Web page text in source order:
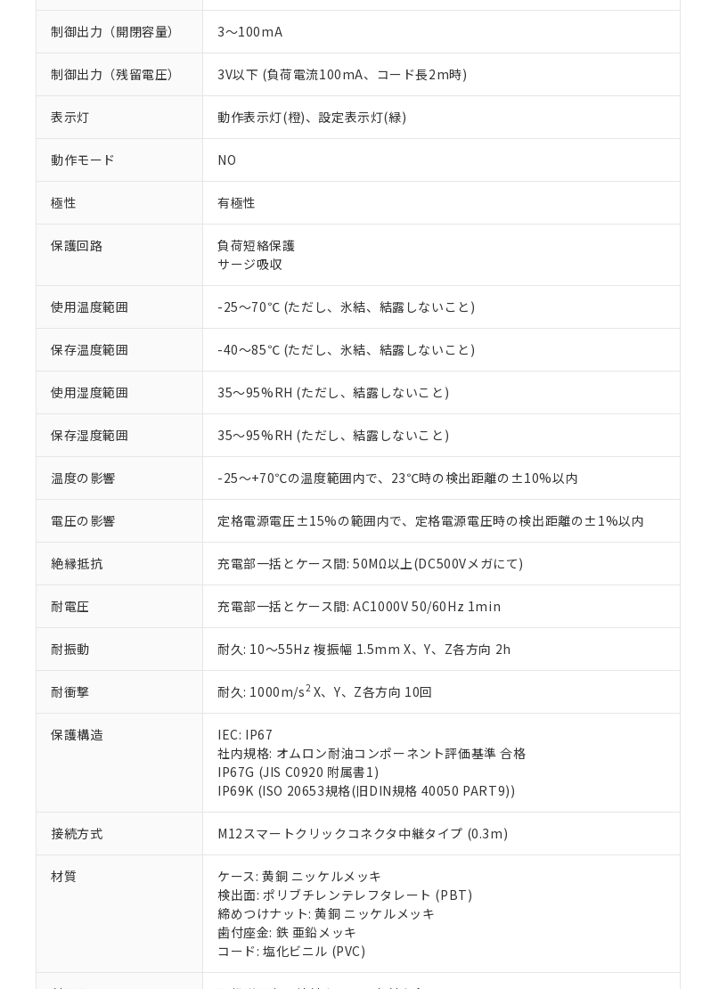
制御出力（開閉容量） 3～100mA
制御出力（残留電圧） 3V以下 (負荷電流100mA、コード長2m時)
表示灯 動作表示灯(橙)、設定表示灯(緑)
動作モード NO
極性 有極性
保護回路
負荷短絡保護
サージ吸収
使用温度範囲 -25～70℃ (ただし、氷結、結露しないこと)
保存温度範囲 -40～85℃ (ただし、氷結、結露しないこと)
使用湿度範囲 35～95%RH (ただし、結露しないこと)
保存湿度範囲 35～95%RH (ただし、結露しないこと)
温度の影響 -25～+70℃の温度範囲内で、23℃時の検出距離の±10%以内
電圧の影響 定格電源電圧±15%の範囲内で、定格電源電圧時の検出距離の±1%以内
絶縁抵抗 充電部一括とケース間: 50MΩ以上(DC500Vメガにて)
耐電圧 充電部一括とケース間: AC1000V 50/60Hz 1min
耐振動 耐久: 10～55Hz 複振幅 1.5mm X、Y、Z各方向 2h
耐衝撃 耐久: 1000m/s2X、Y、Z各方向 10回
保護構造
IEC: IP67
社内規格: オムロン耐油コンポーネント評価基準 合格
IP67G (JIS C0920 附属書1)
IP69K (ISO 20653規格(旧DIN規格 40050 PART9))
接続方式 M12スマートクリックコネクタ中継タイプ (0.3m)
材質
ケース: 黄銅 ニッケルメッキ
検出面: ポリブチレンテレフタレート (PBT)
締めつけナット: 黄銅 ニッケルメッキ
歯付座金: 鉄 亜鉛メッキ
コード: 塩化ビニル (PVC)
ご利用条件
くものです。
当社制御機器事業取扱商品の中には、本サービスの対象外となる商品
在庫状況および標準価格照会結果は、記載している更新日時点での社
い。
正式な納期状況および標準価格はお客様のお取引先、またはお客様担
当社販売員にご相談ください。
オムロン制御機器販売店や当社販売拠点は「販売ネットワーク
在庫状況および標準価格結果を当社の事前の承諾なく第三者に漏洩ま
マイパーツ機能（部品リスト作成サービス）をご利用いただくには、
ている必要があります。
が、当社の製品・サービスに関するお客様との取引・商談に必要な範
さい。
※当社の共同利用者とは、"個人情報の共同利用に関して"
いる法人を指します。
※1 対応状況
対応済み：EU RoHS指令（10物質）の非含有に対応した製品が提供可能
があります。
六価クロム(Cr(Ⅵ)) 1000ppm以下、ポリ臭化ビフェニル類(PBB) 1000ppm以下、ポリ臭化ジフェ
フタル酸ビス(2-エチルヘキシル) (DEHP)(別名：DOP) 1000ppm以下、フタル酸ブチルベンジル
ル（DBP） 1000ppm以下、フタル酸ジイソブチル (DIBP) 1000ppm以下
但し、RoHS指令で産業用監視および制御機器に対する適用除外項目は除く。
フタル酸エステル類の４物質については閾値を超える意図的な使用がないことを確認しています。
※2 対応予定月
部品在庫の切り替え状況などにより、予定月が前後することがあります。
※3 非含有証明書ダウンロード
下記の非含有証明書をダウンロードすることができます。
EU RoHS指令（10物質）の非含有証明書
51物質の非含有証明書（当社基準）
また、RoHS指令のフタル酸エステル類４物質の対応では、対応完了まで
混在することから備考欄に対応日を記載しておりました。
り割愛しております。
「○」：最大均質材料含有率が中国RoHSの基準値以下であることを示しま
*中国RoHS10物質の基準値 (GB/T26572)：
Pb(鉛) :1000ppm、 Hg(水銀) : 1000ppm、 Cd(カドミウム) : 100ppm、
DBP(フタル酸ジブチル) : 1000ppm、 DIBP(フタル酸ジイソブチル) : 1000ppm、 BBP(フタル酸
※2 環境保護使用期限
「ｅ」：有害物質（10物質）のすべてが基準値以下であることを示します。
「10」：通常の使用状況下において有害物質が外部に漏えいし、環境に深
「－」：未確認です。当社販売部門へお問い合わせください。
う）を輸出または国外への提供する場合は、日本国政府の輸出許可(
などの必要な手続きをとります。
ます。
当社は貴社製品を、核兵器、ミサイル、化学兵器、生物兵器またはそ
当社は、貴社製品を第三者に販売する場合は、上記1、2および3の内
また当社は、販売先および販売に係わる関係者が違法に輸出するおそ
たしません。
合意する
記
号
説明
○ 一定数以上の在庫あり
△ 一定数には満たないが在庫あり
－
在庫なし(最新の在庫状況については、お客様のお取引先、また
機器販売店・当社販売員にご確認ください)
空
白
受注生産機種、また在庫状況の情報を公開していない機種